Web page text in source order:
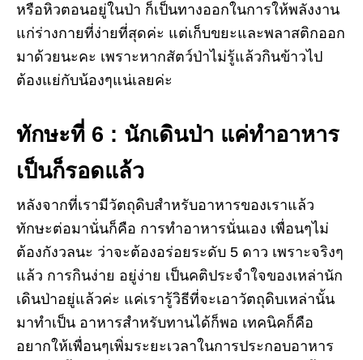
หรือหิวตอนอยู่ในป่า ก็เป็นทางออกในการให้พลังงาน
แก่ร่างกายที่ง่ายที่สุดค่ะ แต่เก็บขยะและพลาสติกออก
มาด้วยนะคะ เพราะหากสัตว์ป่าไม่รู้แล้วกินข้าวไป
ต้องแย่กับน้องๆแน่เลยค่ะ
ทักษะที่ 6 : นักเดินป่า แค่ทำอาหาร
เป็นก็รอดแล้ว
หลังจากที่เรามีวัตถุดิบสำหรับอาหารของเราแล้ว
ทักษะต่อมานั่นก็คือ การทำอาหารนั่นเอง เพื่อนๆไม่
ต้องกังวลนะ ว่าจะต้องอร่อยระดับ 5 ดาว เพราะจริงๆ
แล้ว การกินง่าย อยู่ง่าย เป็นคติประจำใจของเหล่านัก
เดินป่าอยู่แล้วค่ะ แค่เรารู้วิธีที่จะเอาวัตถุดิบเหล่านั้น
มาทำเป็น อาหารสำหรับทานได้ก็พอ เทคนิคก็คือ
อยากให้เพื่อนๆเพิ่มระยะเวลาในการประกอบอาหาร